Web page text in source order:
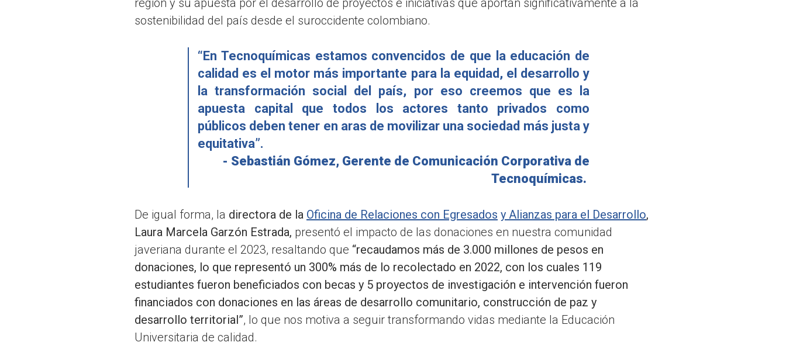
región y su apuesta por el desarrollo de proyectos e iniciativas que aportan significativamente a la
sostenibilidad del país desde el suroccidente colombiano.
“En Tecnoquímicas estamos convencidos de que la educación de
calidad es el motor más importante para la equidad, el desarrollo y
la transformación social del país, por eso creemos que es la
apuesta capital que todos los actores tanto privados como
públicos deben tener en aras de movilizar una sociedad más justa y
equitativa”.
- Sebastián Gómez, Gerente de Comunicación Corporativa de
Tecnoquímicas.
De igual forma, la directora de la Oficina de Relaciones con Egresados y Alianzas para el Desarrollo,
Laura Marcela Garzón Estrada, presentó el impacto de las donaciones en nuestra comunidad
javeriana durante el 2023, resaltando que “recaudamos más de 3.000 millones de pesos en
donaciones, lo que representó un 300% más de lo recolectado en 2022, con los cuales 119
estudiantes fueron beneficiados con becas y 5 proyectos de investigación e intervención fueron
financiados con donaciones en las áreas de desarrollo comunitario, construcción de paz y
desarrollo territorial”, lo que nos motiva a seguir transformando vidas mediante la Educación
Universitaria de calidad.